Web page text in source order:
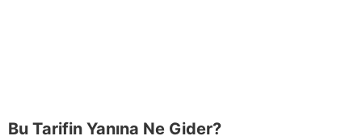
Bu Tarifin Yanına Ne Gider?